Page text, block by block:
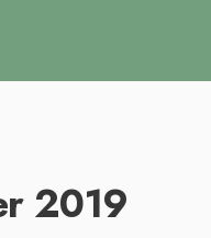
2019